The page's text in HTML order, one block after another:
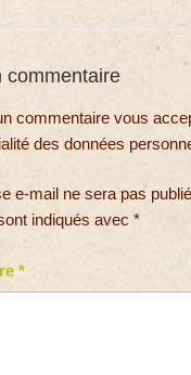
commentaire
commentaire vous
des données
e-mail ne sera pas
indiqués avec *
*